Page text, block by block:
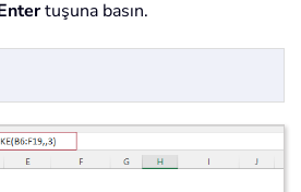
tuşuna basın.